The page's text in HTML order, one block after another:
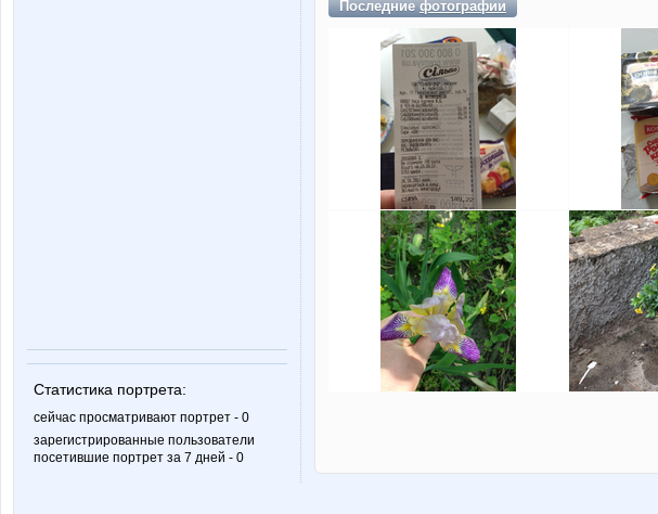
Статистика портрета:
сейчас просматривают портрет - 0
зарегистрированные пользователи
посетившие портрет за 7 дней - 0
Последниефотографии